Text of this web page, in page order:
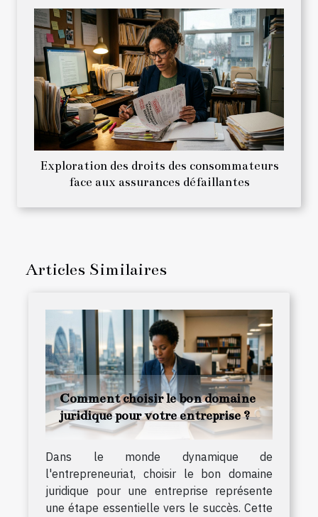
Exploration des droits des consommateurs
face aux assurances défaillantes
Articles Similaires
Comment choisir le bon domaine
juridique pour votre entreprise ?
Dans le monde dynamique de
l'entrepreneuriat, choisir le bon domaine
juridique pour une entreprise représente
une étape essentielle vers le succès. Cette